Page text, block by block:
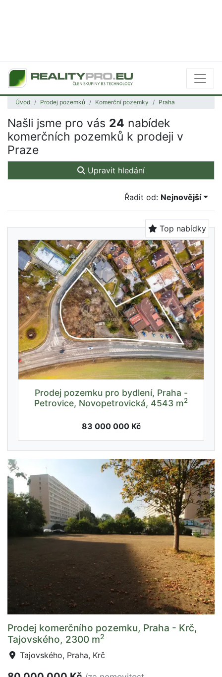
Úvod Prodej pozemků Komerční pozemky Praha
Našli jsme pro vás 24 nabídek
komerčních pozemků k prodeji v
Praze
Upravit hledání
Řadit od: Nejnovější
Top nabídky
Prodej pozemku pro bydlení, Praha -
Petrovice, Novopetrovická, 4543 m2
83 000 000 Kč
Prodej komerčního pozemku, Praha - Krč,
Tajovského, 2300 m2
Tajovského, Praha, Krč